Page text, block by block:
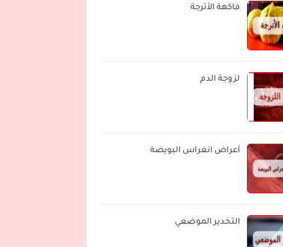
فاكهة الأترجة
لزوجة الدم
أعراض انغراس البويضة
التخدير الموضعي